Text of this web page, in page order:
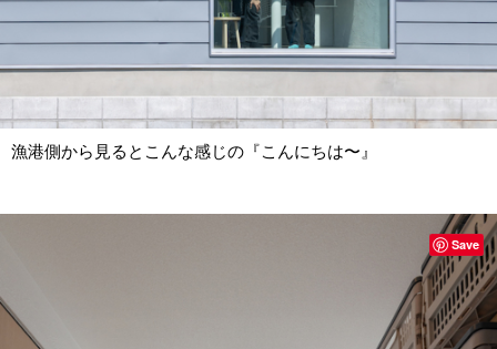
漁港側から見るとこんな感じの『こんにちは〜』
Save